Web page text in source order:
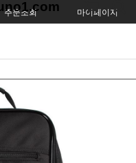
주문조회 마이페이지